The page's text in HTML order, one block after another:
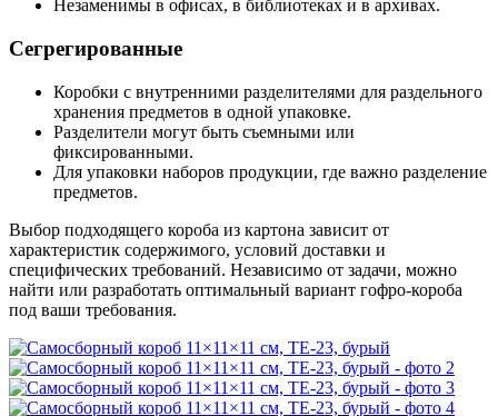
Незаменимы в офисах, в библиотеках и в архивах.
Сегрегированные
Коробки с внутренними разделителями для раздельного
хранения предметов в одной упаковке.
Разделители могут быть съемными или
фиксированными.
Для упаковки наборов продукции, где важно разделение
предметов.
Выбор подходящего короба из картона зависит от
характеристик содержимого, условий доставки и
специфических требований. Независимо от задачи, можно
найти или разработать оптимальный вариант гофро-короба
под ваши требования.